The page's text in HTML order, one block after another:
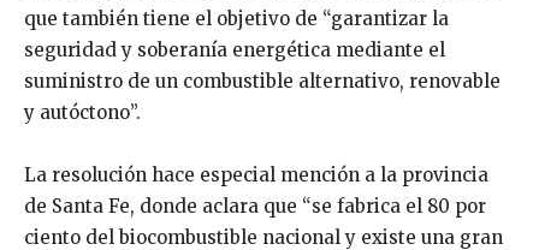
que también tiene el objetivo de “garantizar la
seguridad y soberanía energética mediante el
suministro de un combustible alternativo, renovable
y autóctono”.
La resolución hace especial mención a la provincia
de Santa Fe, donde aclara que “se fabrica el 80 por
ciento del biocombustible nacional y existe una gran